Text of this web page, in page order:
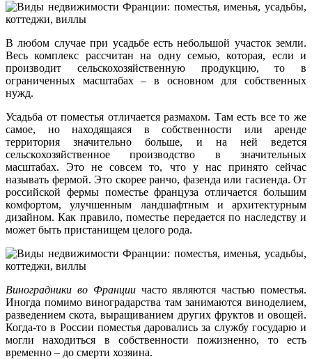
В любом случае при усадьбе есть небольшой участок земли.
Весь комплекс рассчитан на одну семью, которая, если и
производит сельскохозяйственную продукцию, то в
ограниченных масштабах – в основном для собственных
нужд.
Усадьба от поместья отличается размахом. Там есть все то же
самое, но находящаяся в собственности или аренде
территория значительно больше, и на ней ведется
сельскохозяйственное производство в значительных
масштабах. Это не совсем то, что у нас принято сейчас
называть фермой. Это скорее ранчо, фазенда или гасиенда. От
российской фермы поместье француза отличается большим
комфортом, улучшенным ландшафтным и архитектурным
дизайном. Как правило, поместье передается по наследству и
может быть пристанищем целого рода.
Виноградники во Франциичасто являются частью поместья.
Иногда помимо виноградарства там занимаются виноделием,
разведением скота, выращиванием других фруктов и овощей.
Когда-то в России поместья даровались за службу государю и
могли находиться в собственности пожизненно, то есть
временно – до смерти хозяина.